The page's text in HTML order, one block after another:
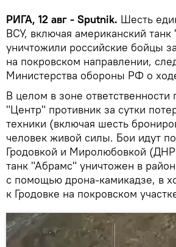
РИГА, 12 авг - Sputnik. Шесть
ВСУ, включая американский
уничтожили российские бойцы
на покровском направлении,
Министерства обороны РФ о
В целом в зоне ответственности
"Центр" противник за сутки
техники (включая шесть
человек живой силы. Бои идут
Гродовкой и Миролюбовкой
танк "Абрамс" уничтожен в
с помощью дрона-камикадзе, в
к Гродовке на покровском